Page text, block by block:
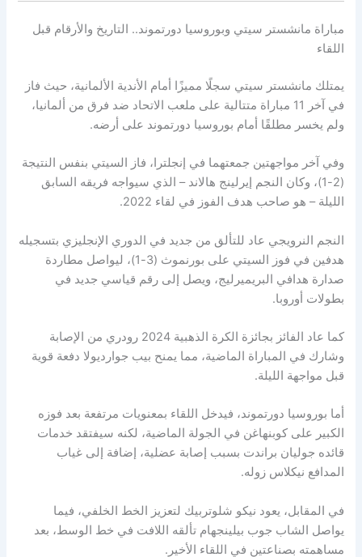
مباراة مانشستر سيتي وبوروسيا دورتموند.. التاريخ والأرقام قبل
اللقاء
يمتلك مانشستر سيتي سجلًا مميزًا أمام الأندية الألمانية، حيث فاز
في آخر 11 مباراة متتالية على ملعب الاتحاد ضد فرق من ألمانيا،
ولم يخسر مطلقًا أمام بوروسيا دورتموند على أرضه.
وفي آخر مواجهتين جمعتهما في إنجلترا، فاز السيتي بنفس النتيجة
(2-1)، وكان النجم إيرلينج هالاند – الذي سيواجه فريقه السابق
الليلة – هو صاحب هدف الفوز في لقاء 2022.
النجم النرويجي عاد للتألق من جديد في الدوري الإنجليزي بتسجيله
هدفين في فوز السيتي على بورنموث (3-1)، ليواصل مطاردة
صدارة هدافي البريميرليج، ويصل إلى رقم قياسي جديد في
بطولات أوروبا.
كما عاد الفائز بجائزة الكرة الذهبية 2024 رودري من الإصابة
وشارك في المباراة الماضية، مما يمنح بيب جوارديولا دفعة قوية
قبل مواجهة الليلة.
أما بوروسيا دورتموند، فيدخل اللقاء بمعنويات مرتفعة بعد فوزه
الكبير على كوبنهاغن في الجولة الماضية، لكنه سيفتقد خدمات
قائده جوليان براندت بسبب إصابة عضلية، إضافة إلى غياب
المدافع نيكلاس زوله.
في المقابل، يعود نيكو شلوتربيك لتعزيز الخط الخلفي، فيما
يواصل الشاب جوب بيلينجهام تألقه اللافت في خط الوسط، بعد
مساهمته بصناعتين في اللقاء الأخير.